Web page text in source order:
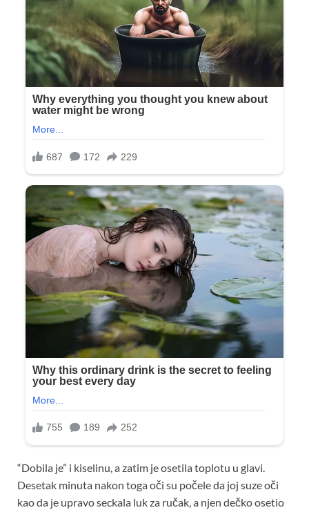
“Dobila je” i kiselinu, a zatim je osetila toplotu u glavi.
Desetak minuta nakon toga oči su počele da joj suze oči
kao da je upravo seckala luk za ručak, a njen dečko osetio